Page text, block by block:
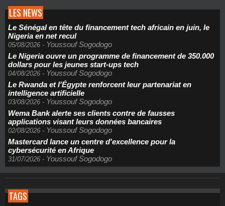
LES NEWS
Le Sénégal en tête du financement tech africain en juin, le
Nigeria en net recul
05/08/2026 - Youssouf Sogodogo
Le Nigeria ouvre un programme de financement de 350.000
dollars pour les jeunes start-ups tech
04/08/2026 - Youssouf Sogodogo
Le Rwanda et l'Égypte renforcent leur partenariat en
intelligence artificielle
03/08/2026 - Youssouf Sogodogo
Wema Bank alerte ses clients contre de fausses
applications visant leurs données bancaires
02/08/2026 - Youssouf Sogodogo
Mastercard lance un centre d'excellence pour la
cybersécurité en Afrique
31/07/2026 - Youssouf Sogodogo
TAGS